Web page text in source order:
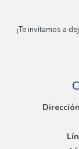
¡Te invitamos a